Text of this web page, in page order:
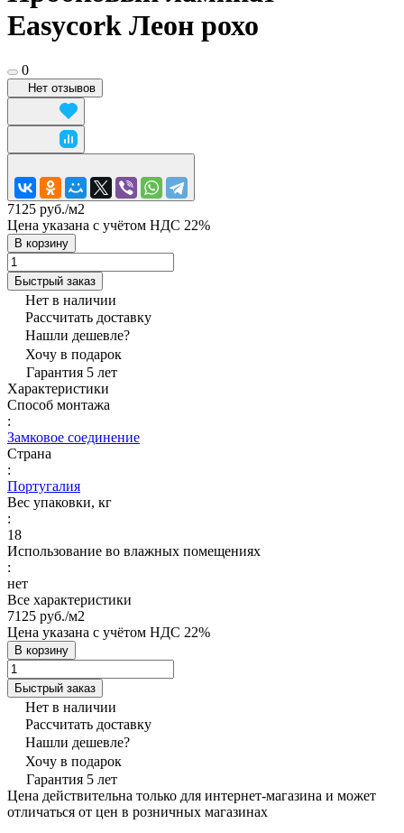
Easycork Леон рохо
0
Нет отзывов
7125 руб./м2
Цена указана с учётом НДС 22%
В корзину
Быстрый заказ
Нет в наличии
Рассчитать доставку
Нашли дешевле?
Хочу в подарок
Гарантия 5 лет
Характеристики
Способ монтажа
:
Замковое соединение
Страна
:
Португалия
Вес упаковки, кг
:
18
Использование во влажных помещениях
:
нет
Все характеристики
7125 руб./м2
Цена указана с учётом НДС 22%
В корзину
Быстрый заказ
Нет в наличии
Рассчитать доставку
Нашли дешевле?
Хочу в подарок
Гарантия 5 лет
Цена действительна только для интернет-магазина и может
отличаться от цен в розничных магазинах